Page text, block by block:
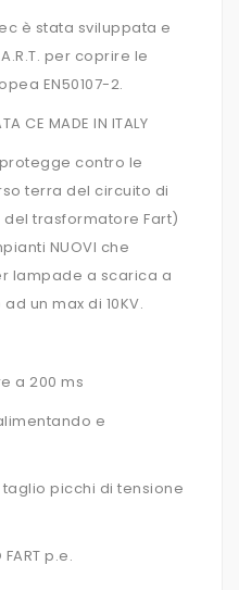
è stata sviluppata e
per coprire le
EN50107-2.
CE MADE IN ITALY
contro le
terra del circuito di
trasformatore Fart)
NUOVI che
lampade a scarica a
un max di 10KV.
a 200 ms
e
picchi di tensione
FART p.e.